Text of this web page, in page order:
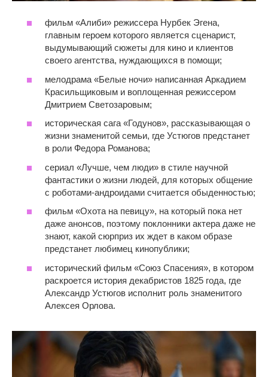
фильм «Алиби» режиссера Нурбек Эгена,
главным героем которого является сценарист,
выдумывающий сюжеты для кино и клиентов
своего агентства, нуждающихся в помощи;
мелодрама «Белые ночи» написанная Аркадием
Красильщиковым и воплощенная режиссером
Дмитрием Светозаровым;
историческая сага «Годунов», рассказывающая о
жизни знаменитой семьи, где Устюгов предстанет
в роли Федора Романова;
сериал «Лучше, чем люди» в стиле научной
фантастики о жизни людей, для которых общение
с роботами-андроидами считается обыденностью;
фильм «Охота на певицу», на который пока нет
даже анонсов, поэтому поклонники актера даже не
знают, какой сюрприз их ждет в каком образе
предстанет любимец кинопублики;
исторический фильм «Союз Спасения», в котором
раскроется история декабристов 1825 года, где
Александр Устюгов исполнит роль знаменитого
Алексея Орлова.